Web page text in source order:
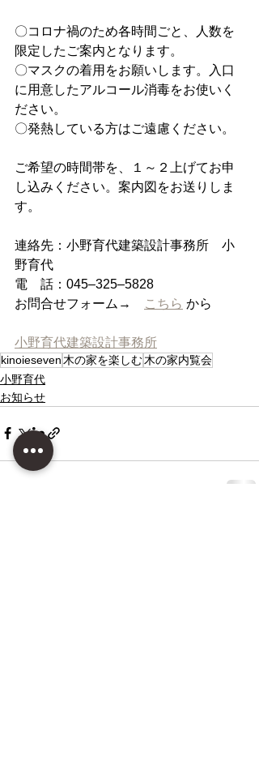
〇コロナ禍のため各時間ごと、人数を
限定したご案内となります。
〇マスクの着用をお願いします。入口
に用意したアルコール消毒をお使いく
ださい。
〇発熱している方はご遠慮ください。
ご希望の時間帯を、１～２上げてお申
し込みください。案内図をお送りしま
す。
連絡先：小野育代建築設計事務所　小
野育代
電　話：045–325–5828
お問合せフォーム→
こちら から
小野育代建築設計事務所
kinoieseven 木の家を楽しむ木の家内覧会
小野育代
お知らせ